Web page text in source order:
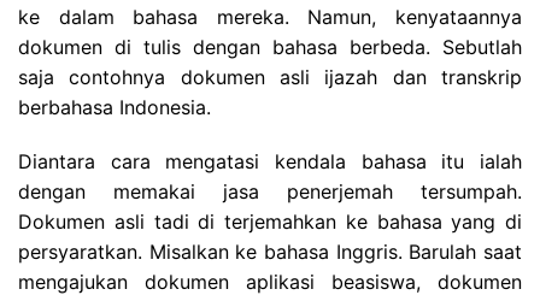
ke dalam bahasa mereka. Namun, kenyataannya
dokumen di tulis dengan bahasa berbeda. Sebutlah
saja contohnya dokumen asli ijazah dan transkrip
berbahasa Indonesia.
Diantara cara mengatasi kendala bahasa itu ialah
dengan memakai jasa penerjemah tersumpah.
Dokumen asli tadi di terjemahkan ke bahasa yang di
persyaratkan. Misalkan ke bahasa Inggris. Barulah saat
mengajukan dokumen aplikasi beasiswa, dokumen